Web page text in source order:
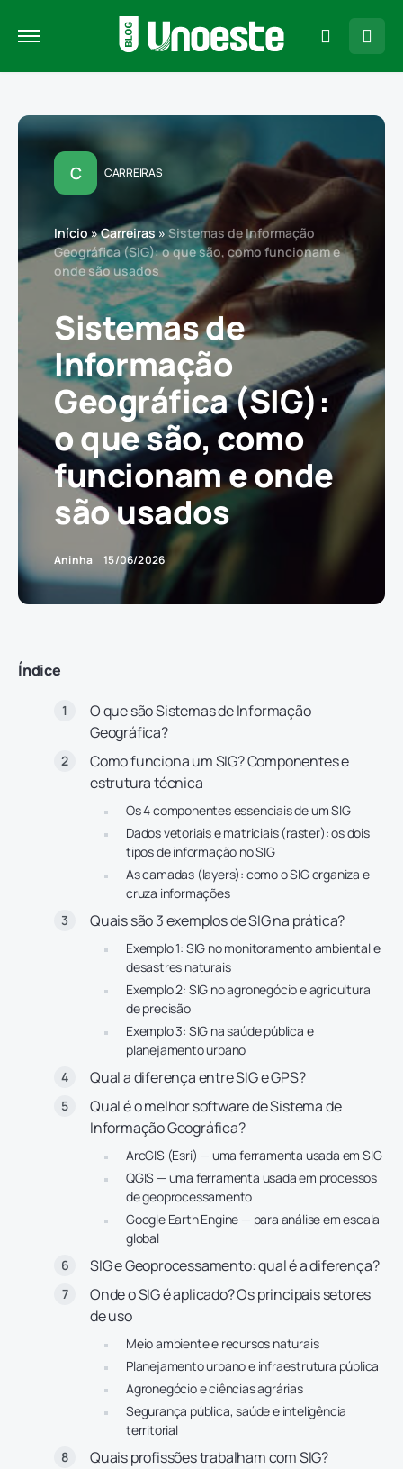
C CARREIRAS
Início»Carreiras » Sistemas de Informação
Geográfica (SIG): o que são, como funcionam e
onde são usados
Sistemas de
Informação
Geográfica (SIG):
o que são, como
funcionam e onde
são usados
Aninha 15/06/2026
Índice
O que são Sistemas de Informação
Geográfica?
Como funciona um SIG? Componentes e
estrutura técnica
Os 4 componentes essenciais de um SIG
Dados vetoriais e matriciais (raster): os dois
tipos de informação no SIG
As camadas (layers): como o SIG organiza e
cruza informações
Quais são 3 exemplos de SIG na prática?
Exemplo 1: SIG no monitoramento ambiental e
desastres naturais
Exemplo 2: SIG no agronegócio e agricultura
de precisão
Exemplo 3: SIG na saúde pública e
planejamento urbano
Qual a diferença entre SIG e GPS?
Qual é o melhor software de Sistema de
Informação Geográfica?
ArcGIS (Esri) — uma ferramenta usada em SIG
QGIS — uma ferramenta usada em processos
de geoprocessamento
Google Earth Engine — para análise em escala
global
SIG e Geoprocessamento: qual é a diferença?
Onde o SIG é aplicado? Os principais setores
de uso
Meio ambiente e recursos naturais
Planejamento urbano e infraestrutura pública
Agronegócio e ciências agrárias
Segurança pública, saúde e inteligência
territorial
Quais profissões trabalham com SIG?